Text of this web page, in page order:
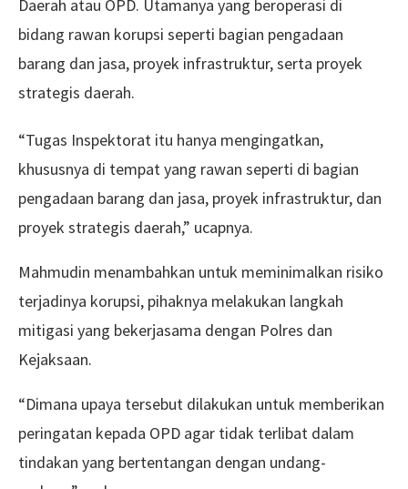
Daerah atau OPD. Utamanya yang beroperasi di
bidang rawan korupsi seperti bagian pengadaan
barang dan jasa, proyek infrastruktur, serta proyek
strategis daerah.
“Tugas Inspektorat itu hanya mengingatkan,
khususnya di tempat yang rawan seperti di bagian
pengadaan barang dan jasa, proyek infrastruktur, dan
proyek strategis daerah,” ucapnya.
Mahmudin menambahkan untuk meminimalkan risiko
terjadinya korupsi, pihaknya melakukan langkah
mitigasi yang bekerjasama dengan Polres dan
Kejaksaan.
“Dimana upaya tersebut dilakukan untuk memberikan
peringatan kepada OPD agar tidak terlibat dalam
tindakan yang bertentangan dengan undang-